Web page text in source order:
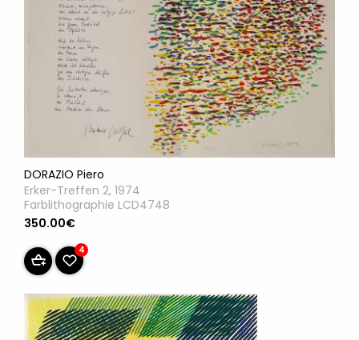
DORAZIO Piero
Erker-Treffen 2, 1974
Farblithographie LCD4748
350.00€
4